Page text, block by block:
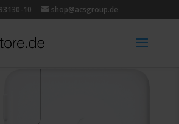
10 shop@acsgroup.de